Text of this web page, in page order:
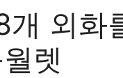
외화
렛